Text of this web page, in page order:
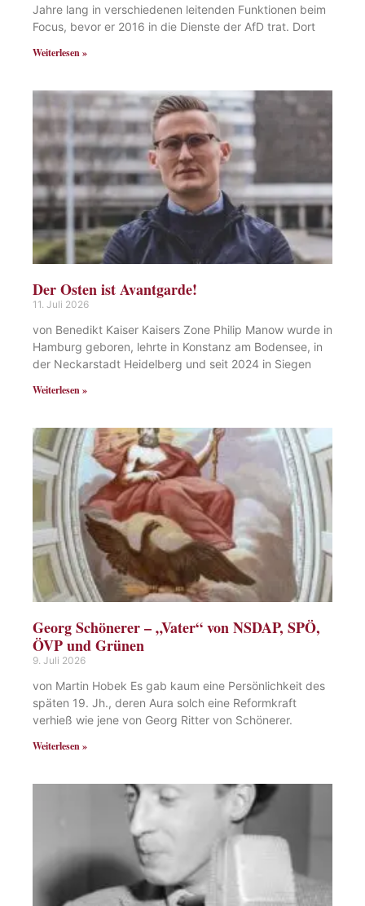
Jahre lang in verschiedenen leitenden Funktionen beim
Focus, bevor er 2016 in die Dienste der AfD trat. Dort
Weiterlesen »
Der Osten ist Avantgarde!
11. Juli 2026
von Benedikt Kaiser Kaisers Zone Philip Manow wurde in
Hamburg geboren, lehrte in Konstanz am Bodensee, in
der Neckarstadt Heidelberg und seit 2024 in Siegen
Weiterlesen »
Georg Schönerer – „Vater“ von NSDAP, SPÖ,
ÖVP und Grünen
9. Juli 2026
von Martin Hobek Es gab kaum eine Persönlichkeit des
späten 19. Jh., deren Aura solch eine Reformkraft
verhieß wie jene von Georg Ritter von Schönerer.
Weiterlesen »